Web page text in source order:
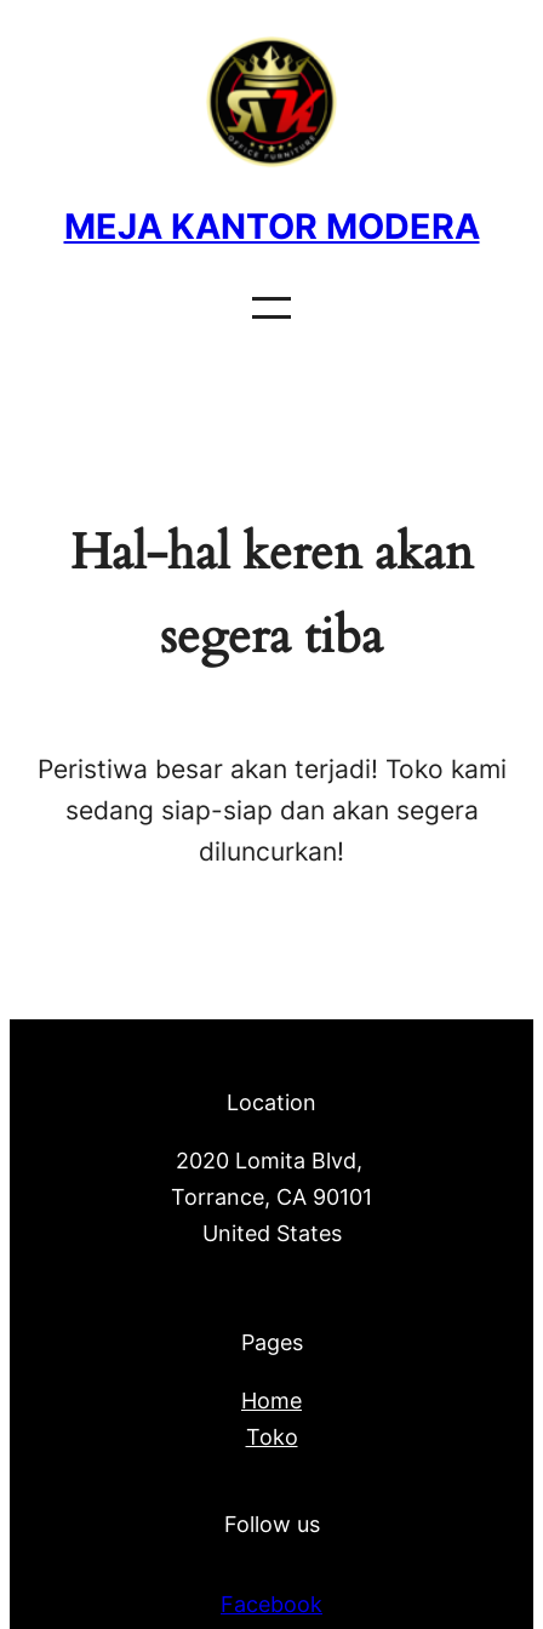
MEJA KANTOR MODERA
Hal-hal keren akan
segera tiba
Peristiwa besar akan terjadi! Toko kami
sedang siap-siap dan akan segera
diluncurkan!
Location
2020 Lomita Blvd,
Torrance, CA 90101
United States
Pages
Home
Toko
Follow us
Facebook